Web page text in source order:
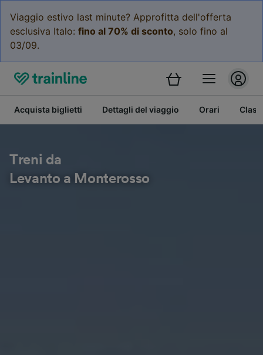
Viaggio estivo last minute? Approfitta dell'offerta
esclusiva Italo: fino al 70% di sconto, solo fino al
03/09.
Acquista biglietti Dettagli del viaggio Orari
Treni da
Levanto a Monterosso